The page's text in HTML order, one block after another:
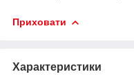
Приховати
Характеристики